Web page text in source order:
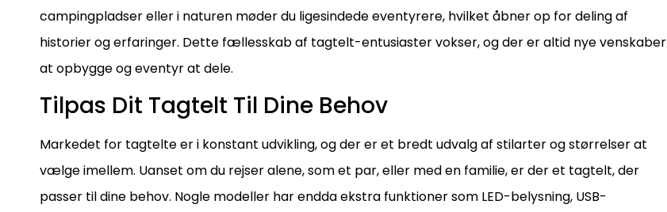
campingpladser eller i naturen møder du ligesindede eventyrere, hvilket åbner op for deling af
historier og erfaringer. Dette fællesskab af tagtelt-entusiaster vokser, og der er altid nye venskaber
at opbygge og eventyr at dele.
Tilpas Dit Tagtelt Til Dine Behov
Markedet for tagtelte er i konstant udvikling, og der er et bredt udvalg af stilarter og størrelser at
vælge imellem. Uanset om du rejser alene, som et par, eller med en familie, er der et tagtelt, der
passer til dine behov. Nogle modeller har endda ekstra funktioner som LED-belysning, USB-